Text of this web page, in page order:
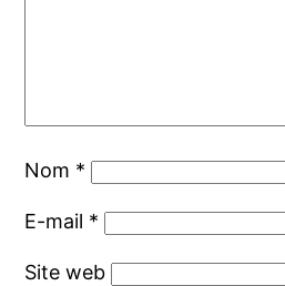
Nom *
E-mail *
Site web